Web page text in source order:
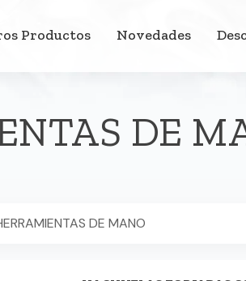
Productos Novedades
DE